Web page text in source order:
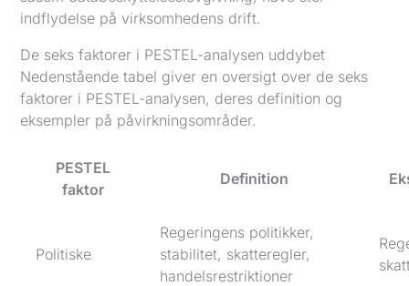
indflydelse på virksomhedens drift.
De seks faktorer i PESTEL-analysen uddybet
Nedenstående tabel giver en oversigt over de seks
faktorer i PESTEL-analysen, deres definition og
eksempler på påvirkningsområder.
PESTEL
faktor
Definition
Politiske
Regeringens politikker,
stabilitet, skatteregler,
handelsrestriktioner